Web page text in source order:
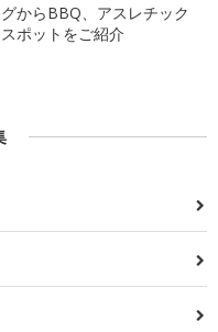
からBBQ、アスレチック
ポットをご紹介